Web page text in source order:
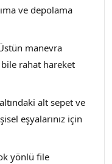
ve depolama
manevra
rahat hareket
alt sepet ve
eşyalarınız için
yönlü file